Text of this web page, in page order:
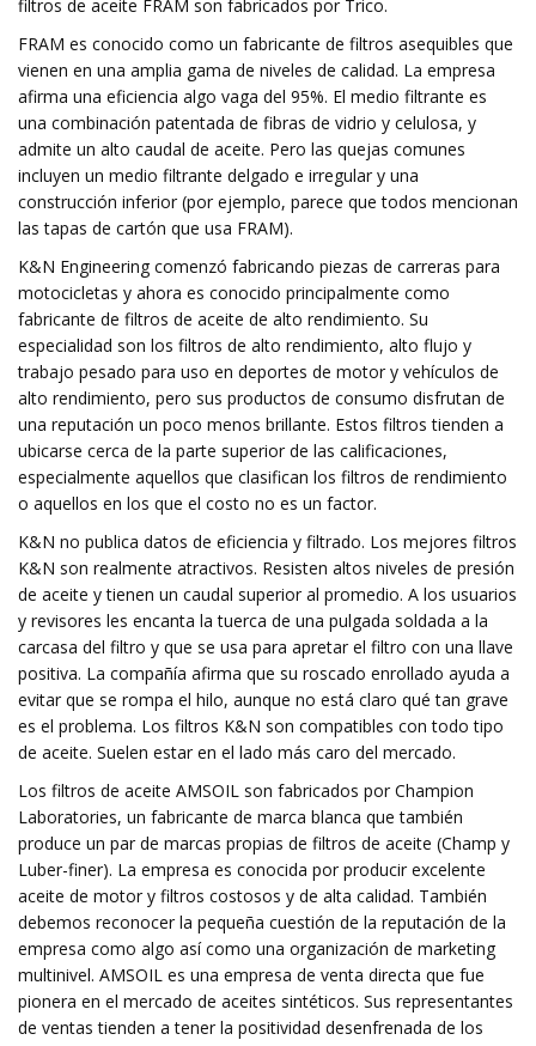
filtros de aceite FRAM son fabricados por Trico.
FRAM es conocido como un fabricante de filtros asequibles que
vienen en una amplia gama de niveles de calidad. La empresa
afirma una eficiencia algo vaga del 95%. El medio filtrante es
una combinación patentada de fibras de vidrio y celulosa, y
admite un alto caudal de aceite. Pero las quejas comunes
incluyen un medio filtrante delgado e irregular y una
construcción inferior (por ejemplo, parece que todos mencionan
las tapas de cartón que usa FRAM).
K&N Engineering comenzó fabricando piezas de carreras para
motocicletas y ahora es conocido principalmente como
fabricante de filtros de aceite de alto rendimiento. Su
especialidad son los filtros de alto rendimiento, alto flujo y
trabajo pesado para uso en deportes de motor y vehículos de
alto rendimiento, pero sus productos de consumo disfrutan de
una reputación un poco menos brillante. Estos filtros tienden a
ubicarse cerca de la parte superior de las calificaciones,
especialmente aquellos que clasifican los filtros de rendimiento
o aquellos en los que el costo no es un factor.
K&N no publica datos de eficiencia y filtrado. Los mejores filtros
K&N son realmente atractivos. Resisten altos niveles de presión
de aceite y tienen un caudal superior al promedio. A los usuarios
y revisores les encanta la tuerca de una pulgada soldada a la
carcasa del filtro y que se usa para apretar el filtro con una llave
positiva. La compañía afirma que su roscado enrollado ayuda a
evitar que se rompa el hilo, aunque no está claro qué tan grave
es el problema. Los filtros K&N son compatibles con todo tipo
de aceite. Suelen estar en el lado más caro del mercado.
Los filtros de aceite AMSOIL son fabricados por Champion
Laboratories, un fabricante de marca blanca que también
produce un par de marcas propias de filtros de aceite (Champ y
Luber-finer). La empresa es conocida por producir excelente
aceite de motor y filtros costosos y de alta calidad. También
debemos reconocer la pequeña cuestión de la reputación de la
empresa como algo así como una organización de marketing
multinivel. AMSOIL es una empresa de venta directa que fue
pionera en el mercado de aceites sintéticos. Sus representantes
de ventas tienden a tener la positividad desenfrenada de los